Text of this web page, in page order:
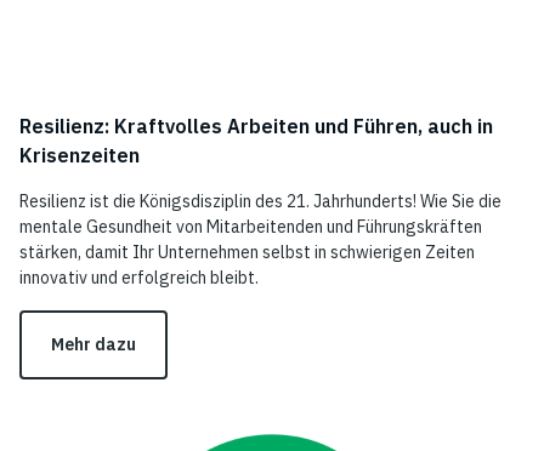
Resilienz: Kraftvolles Arbeiten und Führen, auch in
Krisenzeiten
Resilienz ist die Königsdisziplin des 21. Jahrhunderts! Wie Sie die
mentale Gesundheit von Mitarbeitenden und Führungskräften
stärken, damit Ihr Unternehmen selbst in schwierigen Zeiten
innovativ und erfolgreich bleibt.
Mehr dazu